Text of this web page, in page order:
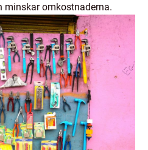
minskar omkostnaderna.